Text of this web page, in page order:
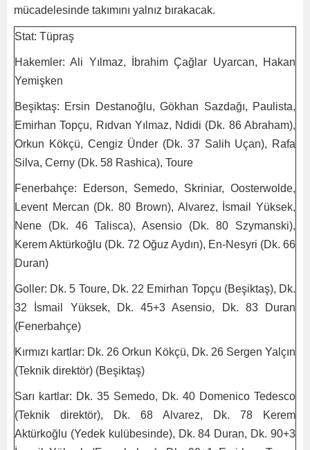
mücadelesinde takımını yalnız bırakacak.
Stat: Tüpraş
Hakemler: Ali Yılmaz, İbrahim Çağlar Uyarcan, Hakan
Yemişken
Beşiktaş: Ersin Destanoğlu, Gökhan Sazdağı, Paulista,
Emirhan Topçu, Rıdvan Yılmaz, Ndidi (Dk. 86 Abraham),
Orkun Kökçü, Cengiz Ünder (Dk. 37 Salih Uçan), Rafa
Silva, Cerny (Dk. 58 Rashica), Toure
Fenerbahçe: Ederson, Semedo, Skriniar, Oosterwolde,
Levent Mercan (Dk. 80 Brown), Alvarez, İsmail Yüksek,
Nene (Dk. 46 Talisca), Asensio (Dk. 80 Szymanski),
Kerem Aktürkoğlu (Dk. 72 Oğuz Aydın), En-Nesyri (Dk. 66
Duran)
Goller: Dk. 5 Toure, Dk. 22 Emirhan Topçu (Beşiktaş), Dk.
32 İsmail Yüksek, Dk. 45+3 Asensio, Dk. 83 Duran
(Fenerbahçe)
Kırmızı kartlar: Dk. 26 Orkun Kökçü, Dk. 26 Sergen Yalçın
(Teknik direktör) (Beşiktaş)
Sarı kartlar: Dk. 35 Semedo, Dk. 40 Domenico Tedesco
(Teknik direktör), Dk. 68 Alvarez, Dk. 78 Kerem
Aktürkoğlu (Yedek kulübesinde), Dk. 84 Duran, Dk. 90+3